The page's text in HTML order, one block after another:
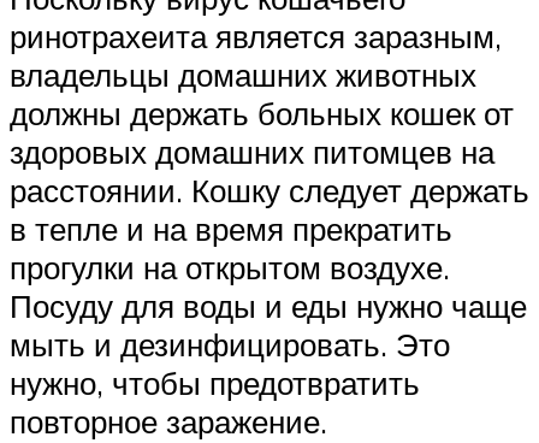
ринотрахеита является заразным,
владельцы домашних животных
должны держать больных кошек от
здоровых домашних питомцев на
расстоянии. Кошку следует держать
в тепле и на время прекратить
прогулки на открытом воздухе.
Посуду для воды и еды нужно чаще
мыть и дезинфицировать. Это
нужно, чтобы предотвратить
повторное заражение.